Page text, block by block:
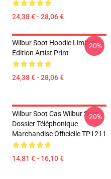
24,38 € - 28,06 €
Wilbur Soot Hoodie Limited
Edition Artist Print
24,38 € - 28,06 €
-20%
Wilbur Soot Cas Wilbur Soot
Dossier Téléphonique
Marchandise Officielle TP1211
14,81 € - 16,10 €
-20%